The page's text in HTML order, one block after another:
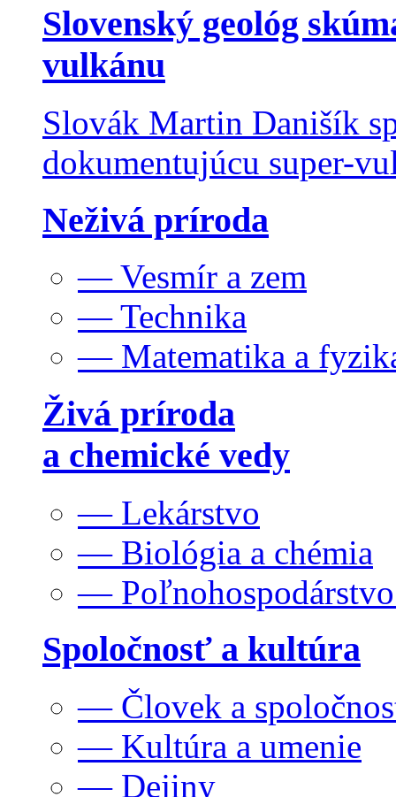
Slovenský geológ
vulkánu
Slovák Martin Danišík
dokumentujúcu super-
Neživá príroda
— Vesmír a zem
— Technika
— Matematika a
Živá príroda
a chemické vedy
— Lekárstvo
— Biológia a chémia
—
Spoločnosť a kultúra
— Človek a
— Kultúra a umenie
— Dejiny